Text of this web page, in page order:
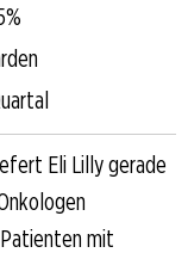
Eli Lilly gerade
mit